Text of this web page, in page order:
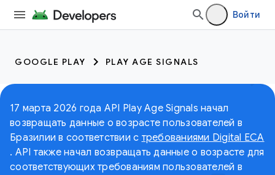
Войти
GOOGLE PLAY PLAY AGE SIGNALS
17 марта 2026 года API Play Age Signals начал
возвращать данные о возрасте пользователей в
Бразилии в соответствии с требованиями Digital ECA
. API также начал возвращать данные о возрасте для
соответствующих требованиям пользователей в